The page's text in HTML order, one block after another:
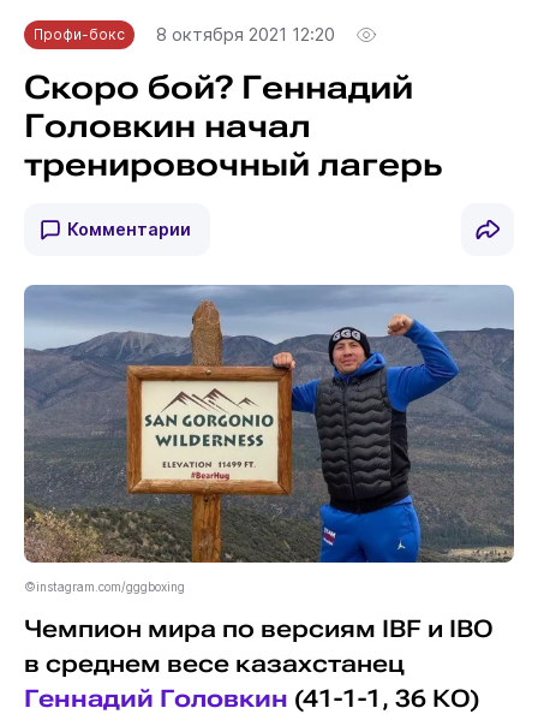
Профи-бокс 8 октября 2021 12:20
Скоро бой? Геннадий
Головкин начал
тренировочный лагерь
Комментарии
©instagram.com/gggboxing
Чемпион мира по версиям IBF и IBO
в среднем весе казахстанец
Геннадий Головкин (41-1-1, 36 КО)